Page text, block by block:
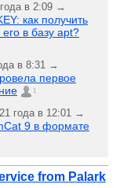
в 2:09 →
как получить
в базу apt?
в 8:31 →
первое
1
года в 12:01 →
9 в формате
from Palark